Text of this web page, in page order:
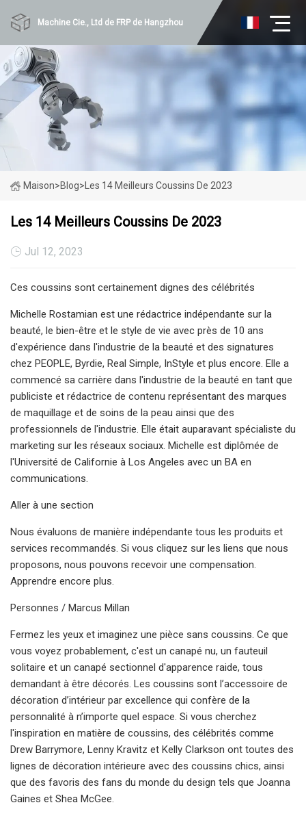
Machine Cie., Ltd de FRP de Hangzhou
Maison>Blog> Les 14 Meilleurs Coussins De 2023
Les 14 Meilleurs Coussins De 2023
Jul 12, 2023
Ces coussins sont certainement dignes des célébrités
Michelle Rostamian est une rédactrice indépendante sur la
beauté, le bien-être et le style de vie avec près de 10 ans
d'expérience dans l'industrie de la beauté et des signatures
chez PEOPLE, Byrdie, Real Simple, InStyle et plus encore. Elle a
commencé sa carrière dans l'industrie de la beauté en tant que
publiciste et rédactrice de contenu représentant des marques
de maquillage et de soins de la peau ainsi que des
professionnels de l'industrie. Elle était auparavant spécialiste du
marketing sur les réseaux sociaux. Michelle est diplômée de
l'Université de Californie à Los Angeles avec un BA en
communications.
Aller à une section
Nous évaluons de manière indépendante tous les produits et
services recommandés. Si vous cliquez sur les liens que nous
proposons, nous pouvons recevoir une compensation.
Apprendre encore plus.
Personnes / Marcus Millan
Fermez les yeux et imaginez une pièce sans coussins. Ce que
vous voyez probablement, c'est un canapé nu, un fauteuil
solitaire et un canapé sectionnel d'apparence raide, tous
demandant à être décorés. Les coussins sont l’accessoire de
décoration d’intérieur par excellence qui confère de la
personnalité à n’importe quel espace. Si vous cherchez
l'inspiration en matière de coussins, des célébrités comme
Drew Barrymore, Lenny Kravitz et Kelly Clarkson ont toutes des
lignes de décoration intérieure avec des coussins chics, ainsi
que des favoris des fans du monde du design tels que Joanna
Gaines et Shea McGee.